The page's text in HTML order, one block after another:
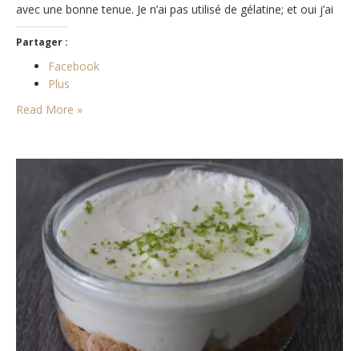
avec une bonne tenue. Je n’ai pas utilisé de gélatine; et oui j’ai
tout simplement monté une crème liquide bien froide en…
Partager :
Facebook
Plus
Read More »